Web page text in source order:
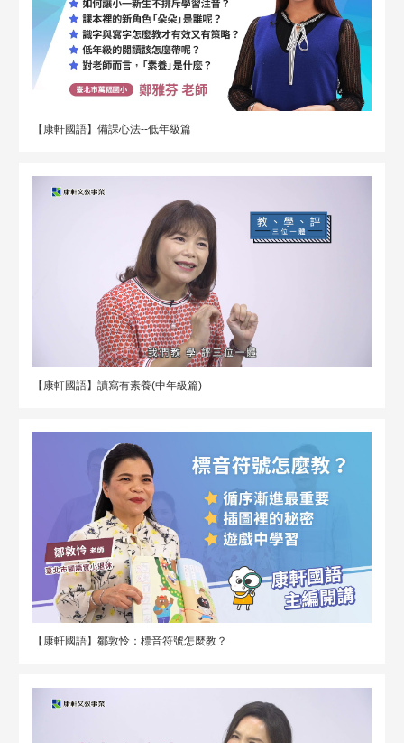
【康軒國語】備課心法--低年級篇
【康軒國語】讀寫有素養(中年級篇)
【康軒國語】鄒敦怜：標音符號怎麼教？